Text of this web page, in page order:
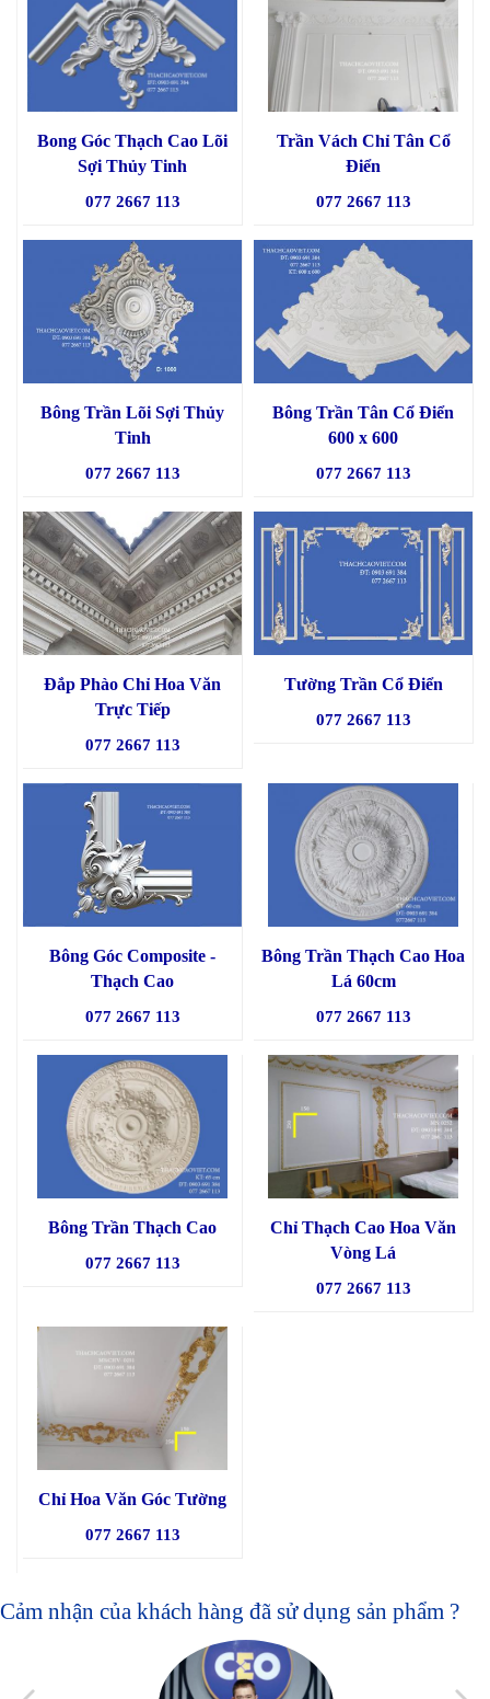
Bong Góc Thạch Cao Lõi
Sợi Thủy Tinh
077 2667 113
Trần Vách Chỉ Tân Cổ
Điển
077 2667 113
Bông Trần Lõi Sợi Thủy
Tinh
077 2667 113
Bông Trần Tân Cổ Điển
600 x 600
077 2667 113
Đắp Phào Chỉ Hoa Văn
Trực Tiếp
077 2667 113
Tường Trần Cổ Điển
077 2667 113
Bông Góc Composite -
Thạch Cao
077 2667 113
Bông Trần Thạch Cao Hoa
Lá 60cm
077 2667 113
Bông Trần Thạch Cao
077 2667 113
Chỉ Thạch Cao Hoa Văn
Vòng Lá
077 2667 113
Chỉ Hoa Văn Góc Tường
077 2667 113
Cảm nhận của khách hàng đã sử dụng sản phẩm ?